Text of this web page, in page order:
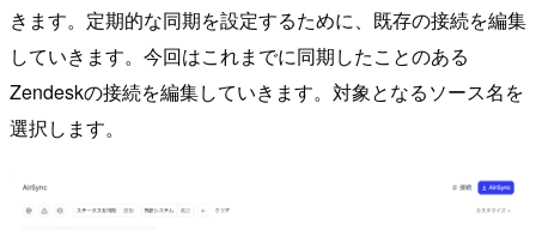
きます。定期的な同期を設定するために、既存の接続を編集
していきます。今回はこれまでに同期したことのある
Zendeskの接続を編集していきます。対象となるソース名を
選択します。